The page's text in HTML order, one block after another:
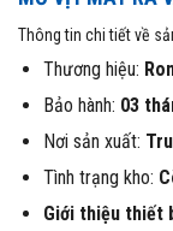
Thông tin chi tiết về
Thương hiệu:
Bảo hành: 03
Nơi sản xuất:
Tình trạng kho:
Giới thiệu thiết